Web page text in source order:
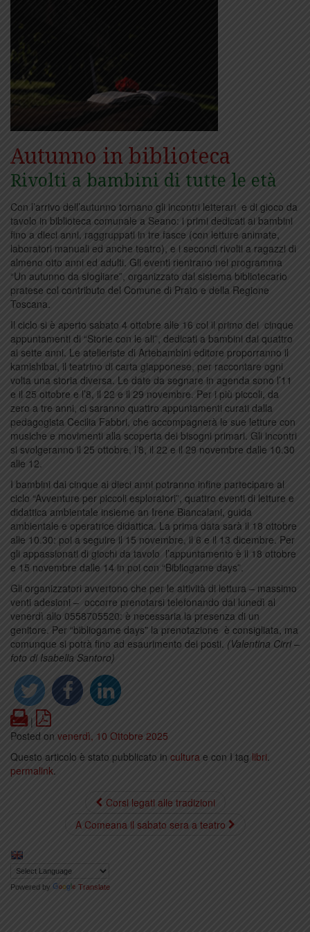
Autunno in biblioteca
Rivolti a bambini di tutte le età
Con l’arrivo dell’autunno tornano gli incontri letterari e di gioco da
tavolo in biblioteca comunale a Seano: i primi dedicati ai bambini
fino a dieci anni, raggruppati in tre fasce (con letture animate,
laboratori manuali ed anche teatro), e i secondi rivolti a ragazzi di
almeno otto anni ed adulti. Gli eventi rientrano nel programma
“Un autunno da sfogliare”, organizzato dal sistema bibliotecario
pratese col contributo del Comune di Prato e della Regione
Toscana.
Il ciclo si è aperto sabato 4 ottobre alle 16 col il primo dei cinque
appuntamenti di “Storie con le ali”, dedicati a bambini dai quattro
ai sette anni. Le atelieriste di Artebambini editore proporranno il
kamishibai, il teatrino di carta giapponese, per raccontare ogni
volta una storia diversa. Le date da segnare in agenda sono l’11
e il 25 ottobre e l’8, il 22 e il 29 novembre. Per i più piccoli, da
zero a tre anni, ci saranno quattro appuntamenti curati dalla
pedagogista Cecilia Fabbri, che accompagnerà le sue letture con
musiche e movimenti alla scoperta dei bisogni primari. Gli incontri
si svolgeranno il 25 ottobre, l’8, il 22 e il 29 novembre dalle 10.30
alle 12.
I bambini dai cinque ai dieci anni potranno infine partecipare al
ciclo “Avventure per piccoli esploratori”, quattro eventi di letture e
didattica ambientale insieme an Irene Biancalani, guida
ambientale e operatrice didattica. La prima data sarà il 18 ottobre
alle 10.30: poi a seguire il 15 novembre, il 6 e il 13 dicembre. Per
gli appassionati di giochi da tavolo l’appuntamento è il 18 ottobre
e 15 novembre dalle 14 in poi con “Bibliogame days”.
Gli organizzatori avvertono che per le attività di lettura – massimo
venti adesioni – occorre prenotarsi telefonando dal lunedì al
venerdì allo 0558705520: è necessaria la presenza di un
genitore. Per “bibliogame days” la prenotazione è consigliata, ma
comunque si potrà fino ad esaurimento dei posti. (Valentina Cirri –
foto di Isabella Santoro)
Print
|
Posted on venerdì, 10 Ottobre 2025
Questo articolo è stato pubblicato in cultura e con I tag libri.
permalink.
Corsi legati alle tradizioni
A Comeana il sabato sera a teatro
Powered by Translate